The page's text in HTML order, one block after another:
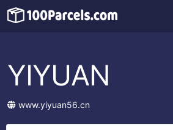
YIYUAN
www.yiyuan56.cn